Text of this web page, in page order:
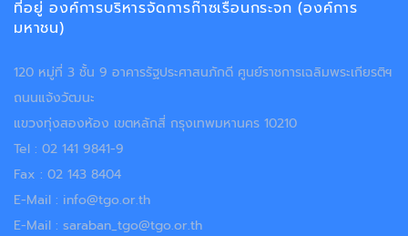
ที่อยู่ องค์การบริหารจัดการก๊าซเรือนกระจก (องค์การ
มหาชน)
120 หมู่ที่ 3 ชั้น 9 อาคารรัฐประศาสนภักดี ศูนย์ราชการเฉลิมพระเกียรติฯ
ถนนแจ้งวัฒนะ
แขวงทุ่งสองห้อง เขตหลักสี่ กรุงเทพมหานคร 10210
Tel : 02 141 9841-9
Fax : 02 143 8404
E-Mail : info@tgo.or.th
E-Mail : saraban_tgo@tgo.or.th